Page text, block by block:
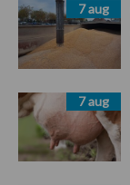
7 aug
7 aug